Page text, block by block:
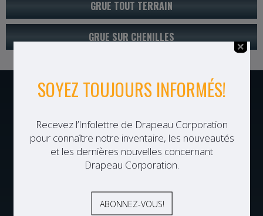
GRUE TOUT TERRAIN
GRUE SUR CHENILLES
NOTRE GROUPE
Drapeau Corporation
Équipements FDS
Mini-Entrepôts Intérim